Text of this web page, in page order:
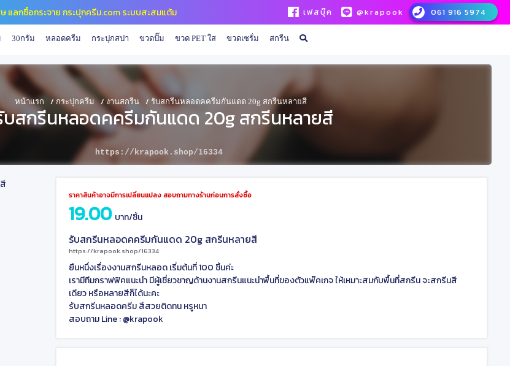
ต์ใหม่ หาสินค้าง่ายขึ้น เฟสบุ๊ค @krapook 061 916 5974
30กรัม หลอดครีม กระปุกสปา ขวดปั๊ม ขวด PET ใส ขวดเซรั่ม สกรีน
หน้าแรก / กระปุกครีม / งานสกรีน / รับสกรีนหลอดคครีมกันแดด 20g สกรีนหลายสี
บสกรีนหลอดคครีมกันแดด 20g สกรีนหลายสี
https://krapook.shop/16334
ราคาสินค้าอาจมีการเปลี่ยนแปลง สอบถามทางร้านก่อนการสั่งซื้อ
19.00 บาท/ชิ้น
รับสกรีนหลอดคครีมกันแดด 20g สกรีนหลายสี
https://krapook.shop/16334
ยืนหนึ่งเรื่องงานสกรีนหลอด เริ่มต้นที่ 100 ชิ้นค่ะ
เรามีทีมกราฟฟิคแนะนำ มีผู้เชี่ยวชาญด้านงานสกรีนแนะนำพื้นที่ของตัวแพ๊คเกจ ให้เหมาะสมกับพื้นที่สกรีน จะสกรีนสี
เดียว หรือหลายสีก็ได้นะคะ
รับสกรีนหลอดครีม สีสวยติดทน หรูหนา
สอบถาม Line : @krapook